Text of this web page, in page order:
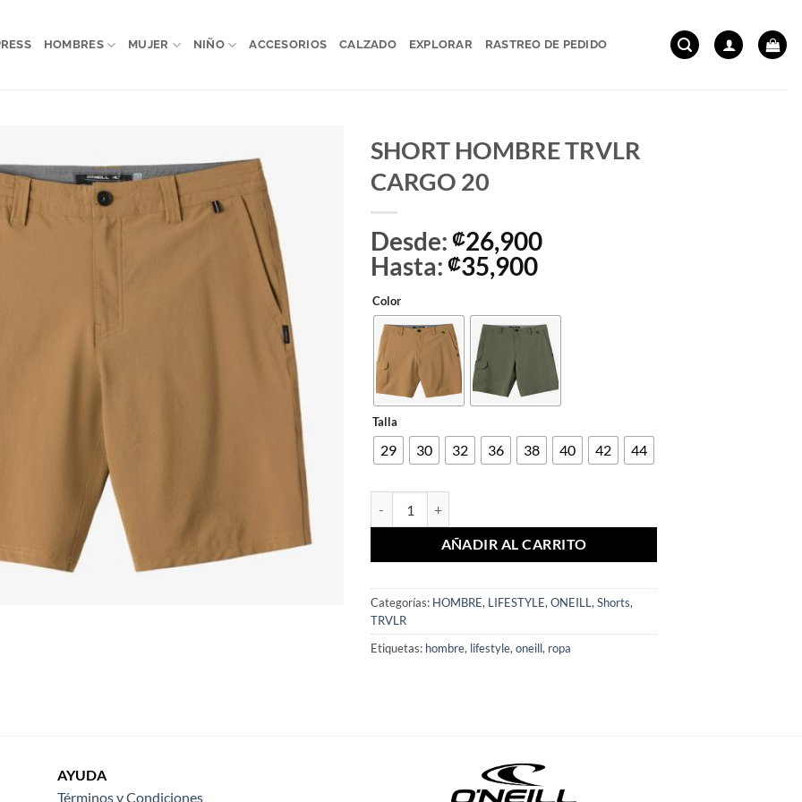
HOMBRES MUJER NIÑO ACCESORIOS CALZADO EXPLORAR RASTREO DE PEDIDO
SHORT HOMBRE TRVLR
CARGO 20
Desde: ₡26,900
Hasta: ₡35,900
Color
Talla
29 30 32 36 38 40 42 44
AÑADIR AL CARRITO
Categorías: HOMBRE, LIFESTYLE, ONEILL , Shorts,
TRVLR
Etiquetas: hombre, lifestyle, oneill, ropa
AYUDA
Términos y Condiciones